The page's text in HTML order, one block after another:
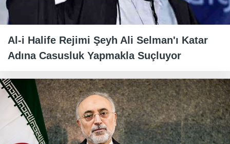
Al-i Halife Rejimi Şeyh Ali Selman'ı Katar
Adına Casusluk Yapmakla Suçluyor